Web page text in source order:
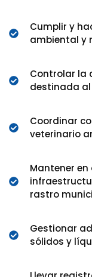
Cumplir y
ambiental y
Controlar la
destinada
Coordinar
veterinario
Mantener
rastro
Gestionar
sólidos y